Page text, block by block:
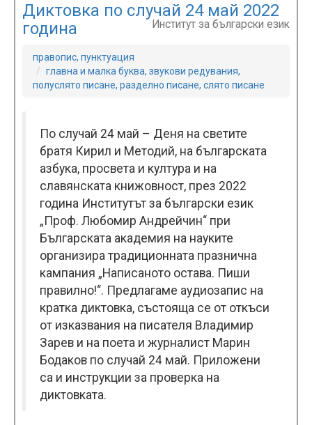
Диктовка по случай 24 май 2022
година
Институт за български език
правопис, пунктуация
главна и малка буква, звукови редувания,
полуслято писане, разделно писане, слято писане
По случай 24 май – Деня на светите
братя Кирил и Методий, на българската
азбука, просвета и култура и на
славянската книжовност, през 2022
година Институтът за български език
„Проф. Любомир Андрейчин“ при
Българската академия на науките
организира традиционната празнична
кампания „Написаното остава. Пиши
правилно!“. Предлагаме аудиозапис на
кратка диктовка, състояща се от откъси
от изказвания на писателя Владимир
Зарев и на поета и журналист Марин
Бодаков по случай 24 май. Приложени
са и инструкции за проверка на
диктовката.